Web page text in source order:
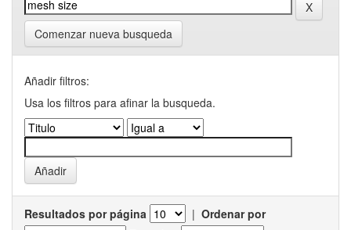
Comenzar nueva busqueda
Añadir filtros:
Usa los filtros para afinar la busqueda.
Resultados por página | Ordenar por